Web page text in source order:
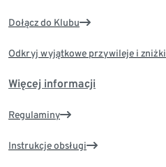
Dołącz do Klubu
Odkryj wyjątkowe przywileje i zniżki
Więcej informacji
Regulaminy
Instrukcje obsługi